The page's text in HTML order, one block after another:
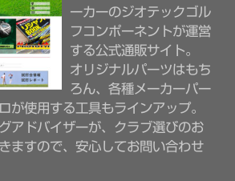
ーカーのジオテックゴル
フコンポーネントが運営
する公式通販サイト。
オリジナルパーツはもち
ろん、各種メーカーパー
が使用する工具もラインアップ。
アドバイザーが、クラブ選びのお
ますので、安心してお問い合わせ